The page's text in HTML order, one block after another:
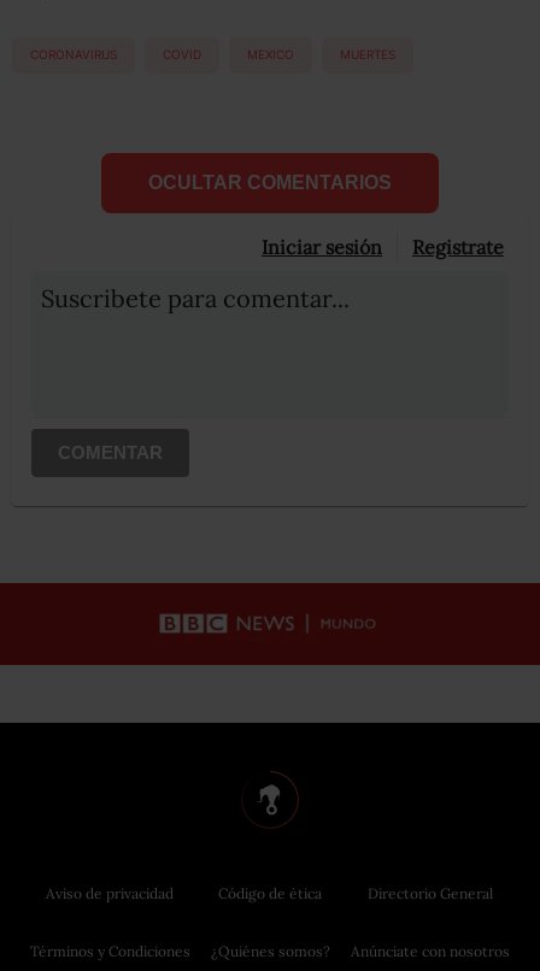
CORONAVIRUS COVID MEXICO MUERTES
OCULTAR COMENTARIOS
Iniciar sesión Registrate
Suscribete para comentar...
COMENTAR
Aviso de privacidad
Términos y Condiciones
Código de ética
¿Quiénes somos?
Directorio General
Anúnciate con nosotros